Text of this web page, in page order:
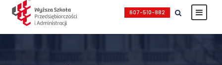
607-510-882